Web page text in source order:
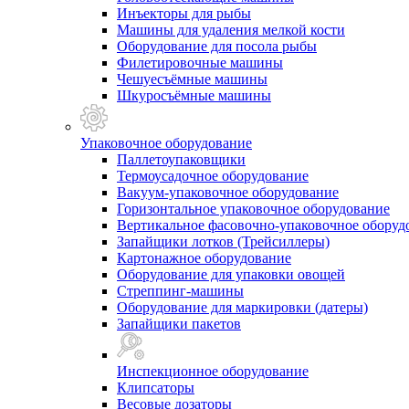
Инъекторы для рыбы
Машины для удаления мелкой кости
Оборудование для посола рыбы
Филетировочные машины
Чешуесъёмные машины
Шкуросъёмные машины
Упаковочное оборудование
Паллетоупаковщики
Термоусадочное оборудование
Вакуум-упаковочное оборудование
Горизонтальное упаковочное оборудование
Вертикальное фасовочно-упаковочное
Запайщики лотков (Трейсиллеры)
Картонажное оборудование
Оборудование для упаковки овощей
Стреппинг-машины
Оборудование для маркировки (датеры)
Запайщики пакетов
Инспекционное оборудование
Клипсаторы
Весовые дозаторы